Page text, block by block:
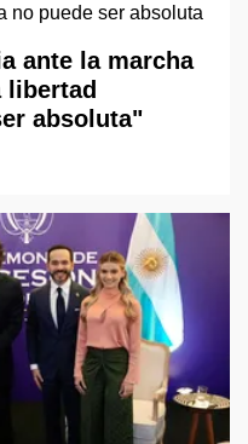
ante la marcha
libertad
absoluta"